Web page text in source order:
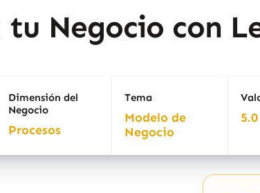
tu Negocio con
Dimensión del
Negocio
Procesos
Tema
Modelo de
Negocio
5.0